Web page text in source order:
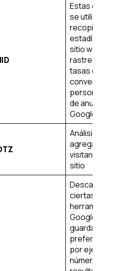
Estas cookies
se utilizan
recopilar
estadísticas
sitio web y
rastrear las
tasas de
conversión y
de anuncios
Google
Análisis
agregado de
visitantes del
sitio
Descargar
ciertas
herramientas
Google y
guardar
preferencias,
por ejemplo,
número de